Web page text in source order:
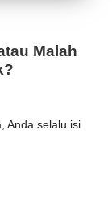
Malah
Anda selalu isi